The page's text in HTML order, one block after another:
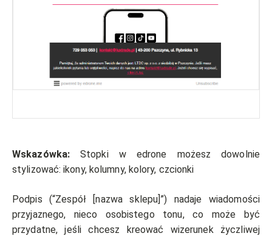
Wskazówka:Stopki w edrone możesz dowolnie
stylizować: ikony, kolumny, kolory, czcionki
Podpis (“Zespół [nazwa sklepu]”) nadaje wiadomości
przyjaznego, nieco osobistego tonu, co może być
przydatne, jeśli chcesz kreować wizerunek życzliwej